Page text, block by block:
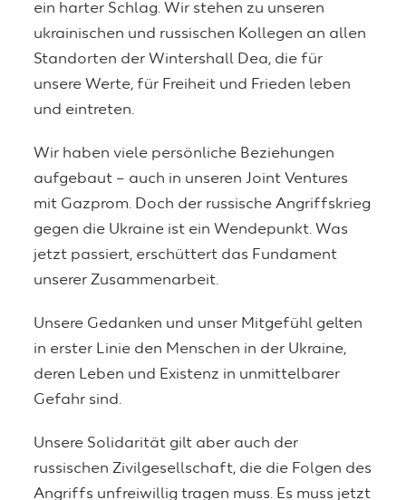
ein harter Schlag. Wir stehen zu unseren
ukrainischen und russischen Kollegen an allen
Standorten der Wintershall Dea, die für
unsere Werte, für Freiheit und Frieden leben
und eintreten.
Wir haben viele persönliche Beziehungen
aufgebaut – auch in unseren Joint Ventures
mit Gazprom. Doch der russische Angriffskrieg
gegen die Ukraine ist ein Wendepunkt. Was
jetzt passiert, erschüttert das Fundament
unserer Zusammenarbeit.
Unsere Gedanken und unser Mitgefühl gelten
in erster Linie den Menschen in der Ukraine,
deren Leben und Existenz in unmittelbarer
Gefahr sind.
Unsere Solidarität gilt aber auch der
russischen Zivilgesellschaft, die die Folgen des
Angriffs unfreiwillig tragen muss. Es muss jetzt